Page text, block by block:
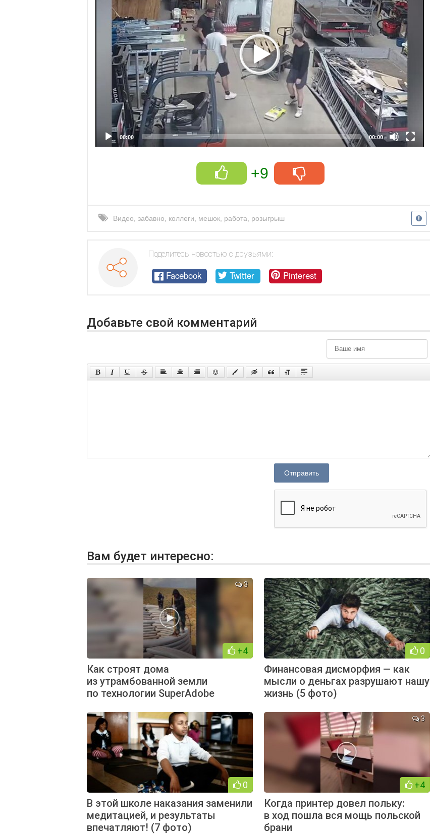
00:00 00:00
+9
Видео забавно коллеги мешок работа розыгрыш
Поделитесь новостью с друзьями:
Facebook Twitter Pinterest
Добавьте свой комментарий
Отправить
Вам будет интересно:
+4
3
Как строят дома
из утрамбованной земли
по технологии SuperAdobe
0
Финансовая дисморфия — как
мысли о деньгах разрушают нашу
жизнь (5 фото)
0
В этой школе наказания заменили
медитацией, и результаты
впечатляют! (7 фото)
+4
3
Когда принтер довел польку:
в ход пошла вся мощь польской
брани